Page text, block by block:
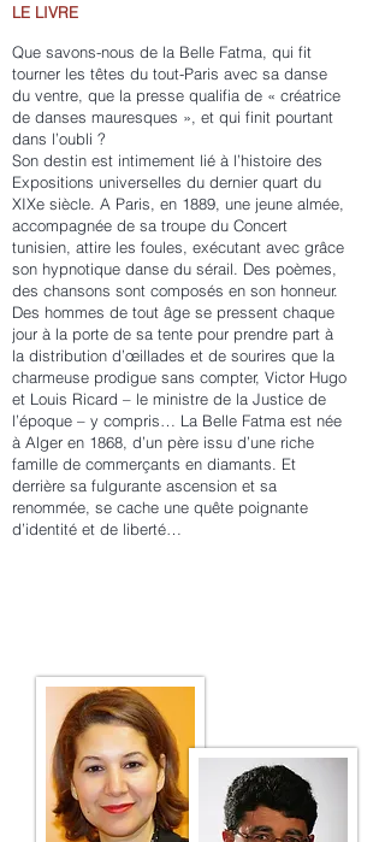
LE LIVRE
Que savons-nous de la Belle Fatma, qui fit
tourner les têtes du tout-Paris avec sa danse
du ventre, que la presse qualifia de « créatrice
de danses mauresques », et qui finit pourtant
dans l’oubli ?
Son destin est intimement lié à l’histoire des
Expositions universelles du dernier quart du
XIXe siècle. A Paris, en 1889, une jeune almée,
accompagnée de sa troupe du Concert
tunisien, attire les foules, exécutant avec grâce
son hypnotique danse du sérail. Des poèmes,
des chansons sont composés en son honneur.
Des hommes de tout âge se pressent chaque
jour à la porte de sa tente pour prendre part à
la distribution d’œillades et de sourires que la
charmeuse prodigue sans compter, Victor Hugo
et Louis Ricard – le ministre de la Justice de
l’époque – y compris… La Belle Fatma est née
à Alger en 1868, d’un père issu d’une riche
famille de commerçants en diamants. Et
derrière sa fulgurante ascension et sa
renommée, se cache une quête poignante
d’identité et de liberté…